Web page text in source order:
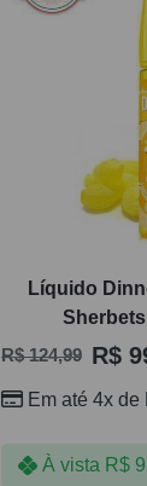
Líquido
R$124,99 R$
Em até 4x de
À vista R$